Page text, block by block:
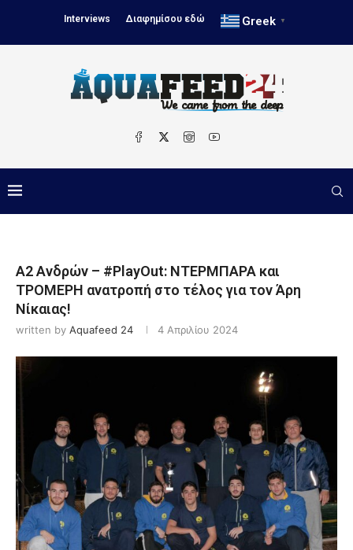
Interviews Διαφημίσου εδώ Greek ▼
Α2 Ανδρών – #PlayOut: ΝΤΕΡΜΠΑΡΑ και
ΤΡΟΜΕΡΗ ανατροπή στο τέλος για τον Άρη
Νίκαιας!
written by Aquafeed 24 4 Απριλίου 2024